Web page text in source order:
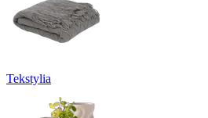
Tekstylia